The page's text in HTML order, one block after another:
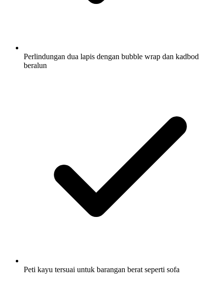
Perlindungan dua lapis dengan bubble wrap dan kadbod
beralun
Peti kayu tersuai untuk barangan berat seperti sofa